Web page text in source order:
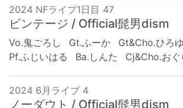
2024 NFライブ1日目 47
ビンテージ / Official髭男dism
Vo.鬼ごろし Gt.ふーか
Gt&Cho.ひろ
Pf.ふじいはる
Ba.しんた Cj&Cho.おぐ
2024 6月ライブ 4
ノーダウト / Official髭男dism